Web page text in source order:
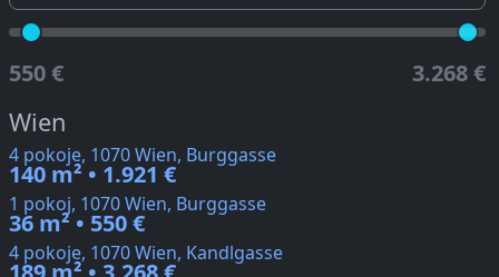
550 € 3.268 €
Wien
4 pokoje, 1070 Wien, Burggasse
140 m² • 1.921 €
1 pokoj, 1070 Wien, Burggasse
36 m² • 550 €
4 pokoje, 1070 Wien, Kandlgasse